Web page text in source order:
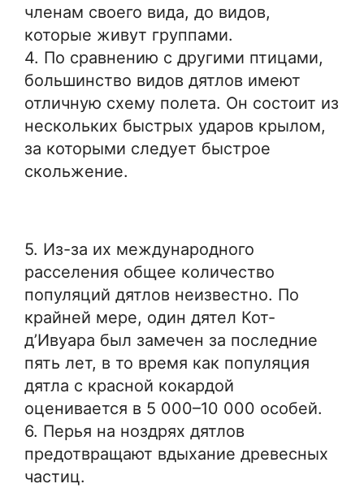
членам своего вида, до видов,
которые живут группами.
4. По сравнению с другими птицами,
большинство видов дятлов имеют
отличную схему полета. Он состоит из
нескольких быстрых ударов крылом,
за которыми следует быстрое
скольжение.
5. Из-за их международного
расселения общее количество
популяций дятлов неизвестно. По
крайней мере, один дятел Кот-
д’Ивуара был замечен за последние
пять лет, в то время как популяция
дятла с красной кокардой
оценивается в 5 000–10 000 особей.
6. Перья на ноздрях дятлов
предотвращают вдыхание древесных
частиц.